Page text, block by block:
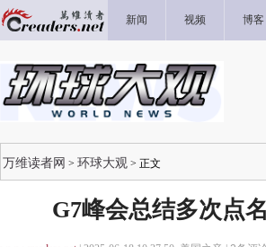
新闻 视频 博客
万维读者网 > 环球大观 > 正文
G7峰会总结多次点